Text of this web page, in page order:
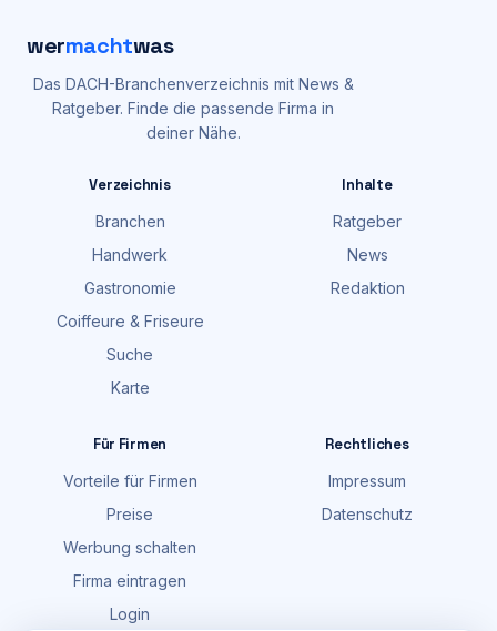
wermachtwas
Das DACH-Branchenverzeichnis mit News &
Ratgeber. Finde die passende Firma in
deiner Nähe.
Verzeichnis
Branchen
Handwerk
Gastronomie
Coiffeure & Friseure
Suche
Karte
Inhalte
Ratgeber
News
Redaktion
Für Firmen
Vorteile für Firmen
Preise
Werbung schalten
Firma eintragen
Login
Rechtliches
Impressum
Datenschutz